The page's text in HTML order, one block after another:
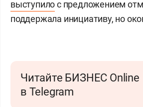
выступилос предложением
поддержала инициативу, но
Читайте БИЗНЕС Online
в Telegram